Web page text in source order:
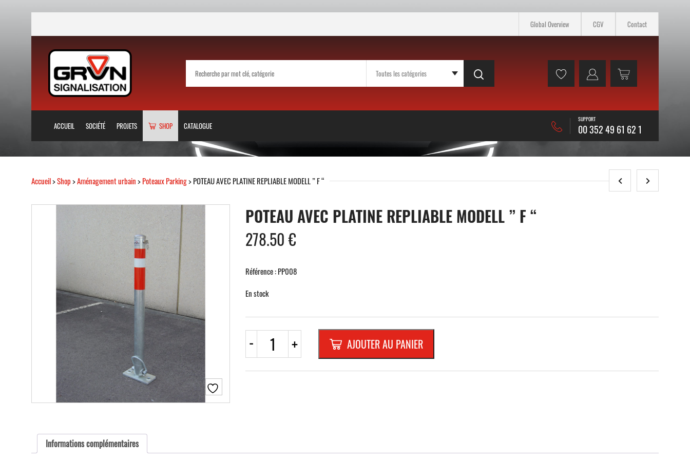
Global Overview CGV Contact
ACCUEIL SOCIÉTÉ PROJETS SHOP CATALOGUE
SUPPORT
00 352 49 61 62 1
Accueil>Shop>Aménagement urbain>Poteaux Parking> POTEAU AVEC PLATINE REPLIABLE MODELL ” F “
POTEAU AVEC PLATINE REPLIABLE MODELL ” F “
278.50€
Référence : PP008
En stock
- quantité
POTEAU
+ AJOUTER AU PANIER
Informations complémentaires